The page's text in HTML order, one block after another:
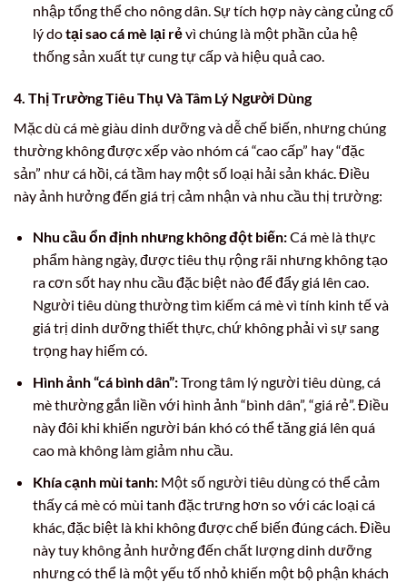
nhập tổng thể cho nông dân. Sự tích hợp này càng củng cố
lý dotại sao cá mè lại rẻvì chúng là một phần của hệ
thống sản xuất tự cung tự cấp và hiệu quả cao.
4. Thị Trường Tiêu Thụ Và Tâm Lý Người Dùng
Mặc dù cá mè giàu dinh dưỡng và dễ chế biến, nhưng chúng
thường không được xếp vào nhóm cá “cao cấp” hay “đặc
sản” như cá hồi, cá tầm hay một số loại hải sản khác. Điều
này ảnh hưởng đến giá trị cảm nhận và nhu cầu thị trường:
Nhu cầu ổn định nhưng không đột biến:Cá mè là thực
phẩm hàng ngày, được tiêu thụ rộng rãi nhưng không tạo
ra cơn sốt hay nhu cầu đặc biệt nào để đẩy giá lên cao.
Người tiêu dùng thường tìm kiếm cá mè vì tính kinh tế và
giá trị dinh dưỡng thiết thực, chứ không phải vì sự sang
trọng hay hiếm có.
Hình ảnh “cá bình dân”:Trong tâm lý người tiêu dùng, cá
mè thường gắn liền với hình ảnh “bình dân”, “giá rẻ”. Điều
này đôi khi khiến người bán khó có thể tăng giá lên quá
cao mà không làm giảm nhu cầu.
Khía cạnh mùi tanh:Một số người tiêu dùng có thể cảm
thấy cá mè có mùi tanh đặc trưng hơn so với các loại cá
khác, đặc biệt là khi không được chế biến đúng cách. Điều
này tuy không ảnh hưởng đến chất lượng dinh dưỡng
nhưng có thể là một yếu tố nhỏ khiến một bộ phận khách